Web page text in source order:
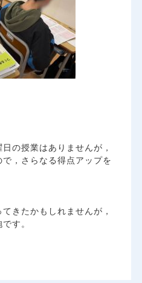
の授業はありませんが，
，さらなる得点アップを
きたかもしれませんが，
す。